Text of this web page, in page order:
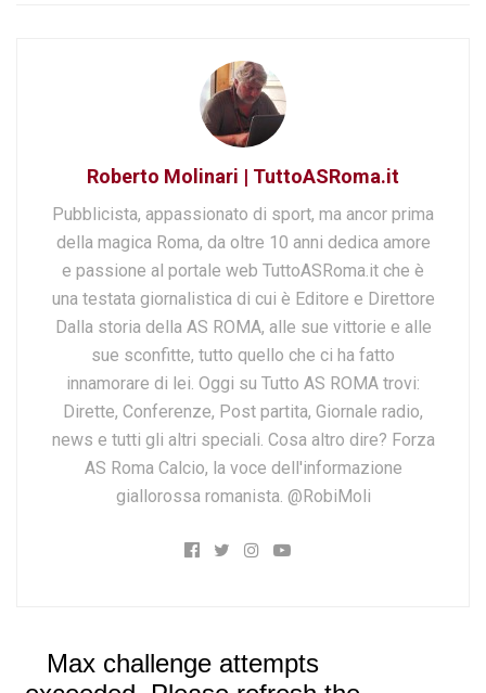
Roberto Molinari | TuttoASRoma.it
Pubblicista, appassionato di sport, ma ancor prima
della magica Roma, da oltre 10 anni dedica amore
e passione al portale web TuttoASRoma.it che è
una testata giornalistica di cui è Editore e Direttore
Dalla storia della AS ROMA, alle sue vittorie e alle
sue sconfitte, tutto quello che ci ha fatto
innamorare di lei. Oggi su Tutto AS ROMA trovi:
Dirette, Conferenze, Post partita, Giornale radio,
news e tutti gli altri speciali. Cosa altro dire? Forza
AS Roma Calcio, la voce dell'informazione
giallorossa romanista. @RobiMoli